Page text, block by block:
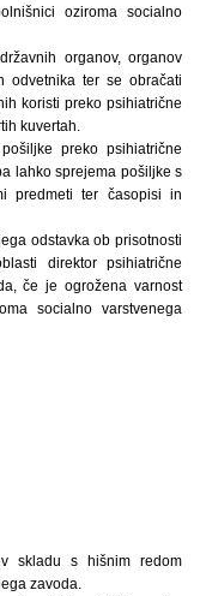
oziroma socialno
organov, organov
odvetnika ter se obračati
koristi preko psihiatrične
kuvertah.
preko psihiatrične
lahko sprejema pošiljke s
predmeti ter časopisi in
odstavka ob prisotnosti
direktor psihiatrične
če je ogrožena varnost
socialno varstvenega
skladu s hišnim redom
zavoda.